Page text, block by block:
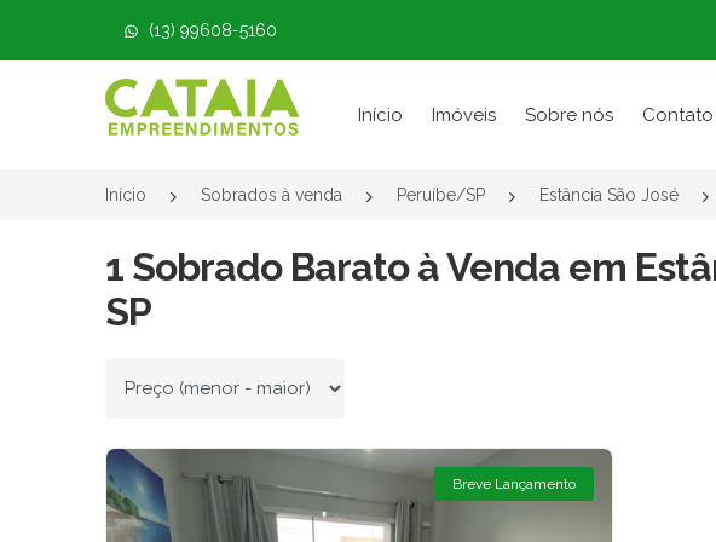
(13) 99608-5160
Página inicial
Início Imóveis Sobre nós Contato
Início Sobrados à venda Peruíbe/SP Estância São José
1 Sobrado Barato à Venda em
SP
Ordenar por
Breve Lançamento